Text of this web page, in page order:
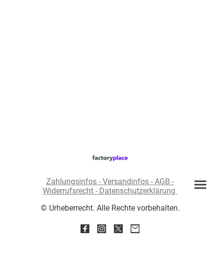
Zahlungsinfos - Versandinfos - AGB -
Widerrufsrecht - Datenschutzerklärung
© Urheberrecht. Alle Rechte vorbehalten.